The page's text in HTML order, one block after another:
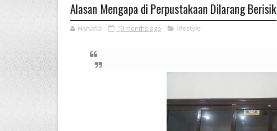
Alasan Mengapa di Perpustakaan Dilarang Berisik
Hanafia 10 months ago lifestyle